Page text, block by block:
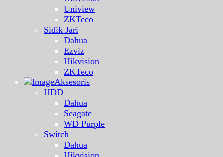
Uniview
ZKTeco
Sidik Jari
Dahua
Ezviz
Hikvision
ZKTeco
Aksesoris
HDD
Dahua
Seagate
WD Purple
Switch
Dahua